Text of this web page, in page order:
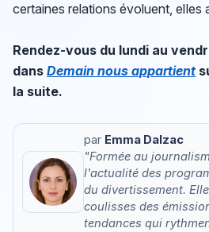
certaines relations évoluent, elles
Rendez-vous du lundi au
dansDemain nous appartient
la suite.
par Emma Dalzac
"Formée au
l'actualité des
du divertissement.
coulisses des
tendances qui